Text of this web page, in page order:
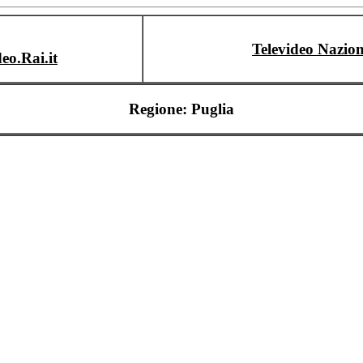
Televideo
Regione: Puglia